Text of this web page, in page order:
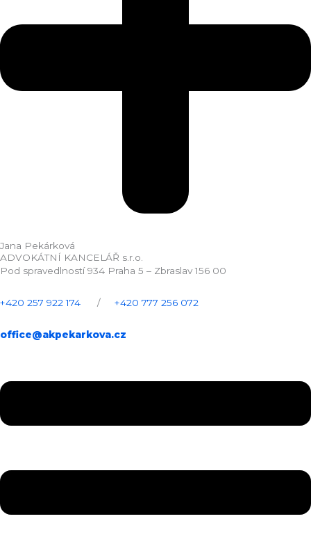
Jana Pekárková
ADVOKÁTNÍ KANCELÁŘ s.r.o.
Pod spravedlností 934 Praha 5 – Zbraslav 156 00
+420 257 922 174 / +420 777 256 072
office@akpekarkova.cz